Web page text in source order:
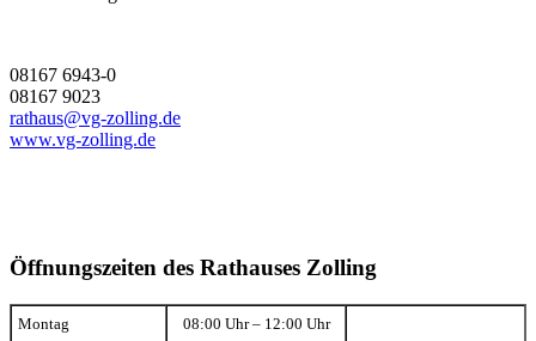
08167 6943-0
08167 9023
rathaus@vg-zolling.de
www.vg-zolling.de
Öffnungszeiten des Rathauses Zolling
Montag 08:00 Uhr – 12:00 Uhr